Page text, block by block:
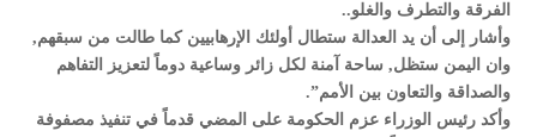
الفرقة والتطرف والغلو..
وأشار إلى أن يد العدالة ستطال أولئك الإرهابيين كما طالت من سبقهم,
وان اليمن ستظل, ساحة آمنة لكل زائر وساعية دوماً لتعزيز التفاهم
والصداقة والتعاون بين الأمم”.
وأكد رئيس الوزراء عزم الحكومة على المضي قدماً في تنفيذ مصفوفة